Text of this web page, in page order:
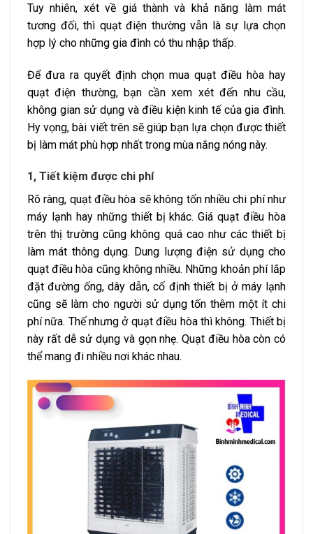
Tuy nhiên, xét về giá thành và khả năng làm mát
tương đối, thì quạt điện thường vẫn là sự lựa chọn
hợp lý cho những gia đình có thu nhập thấp.
Để đưa ra quyết định chọn mua quạt điều hòa hay
quạt điện thường, bạn cần xem xét đến nhu cầu,
không gian sử dụng và điều kiện kinh tế của gia đình.
Hy vọng, bài viết trên sẽ giúp bạn lựa chọn được thiết
bị làm mát phù hợp nhất trong mùa nắng nóng này.
1, Tiết kiệm được chi phí
Rõ ràng, quạt điều hòa sẽ không tốn nhiều chi phí như
máy lạnh hay những thiết bị khác. Giá quạt điều hòa
trên thị trường cũng không quá cao như các thiết bị
làm mát thông dụng. Dung lượng điện sử dụng cho
quạt điều hòa cũng không nhiều. Những khoản phí lắp
đặt đường ống, dây dẫn, cố định thiết bị ở máy lạnh
cũng sẽ làm cho người sử dụng tốn thêm một ít chi
phí nữa. Thế nhưng ở quạt điều hòa thì không. Thiết bị
này rất dễ sử dụng và gọn nhẹ. Quạt điều hòa còn có
thể mang đi nhiều nơi khác nhau.